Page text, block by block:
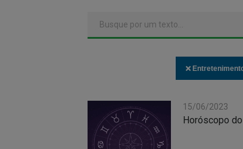
15/06/2023
Horóscopo